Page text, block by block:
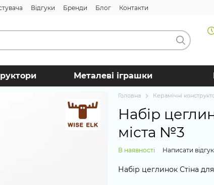
Відгуки Бренди Блог Контакти
Металеві іграшки
Головна Керамічні
Набір
міста №3
В наявності Написати відгук
Набір цеглинок Стіна